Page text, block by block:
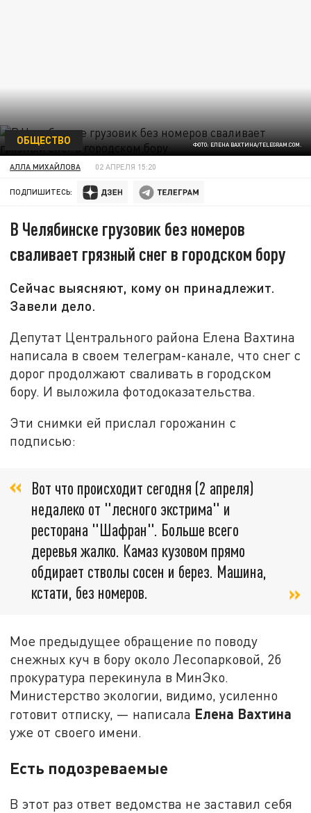
ФОТО: ЕЛЕНА ВАХТИНА/TELEGRAM.COM.
ОБЩЕСТВО
АЛЛА МИХАЙЛОВА 02 АПРЕЛЯ 15:20
ПОДПИШИТЕСЬ:
В Челябинске грузовик без номеров
сваливает грязный снег в городском бору
Сейчас выясняют, кому он принадлежит.
Завели дело.
Депутат Центрального района Елена Вахтина
написала в своем телеграм-канале, что снег с
дорог продолжают сваливать в городском
бору. И выложила фотодоказательства.
Эти снимки ей прислал горожанин с
подписью:
Вот что происходит сегодня (2 апреля)
недалеко от "лесного экстрима" и
ресторана "Шафран". Больше всего
деревья жалко. Камаз кузовом прямо
обдирает стволы сосен и берез. Машина,
кстати, без номеров.
Мое предыдущее обращение по поводу
снежных куч в бору около Лесопарковой, 2б
прокуратура перекинула в МинЭко.
Министерство экологии, видимо, усиленно
готовит отписку, — написала Елена Вахтина
уже от своего имени.
Есть подозреваемые
В этот раз ответ ведомства не заставил себя